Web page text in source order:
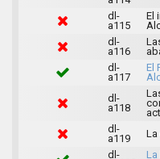
dl-
a115
El
dl-
a116
dl-
a117
El
dl-
a118
dl-
a119
La
dl-